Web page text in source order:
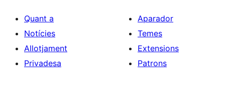
Quant a
Notícies
Allotjament
Privadesa
Aparador
Temes
Extensions
Patrons